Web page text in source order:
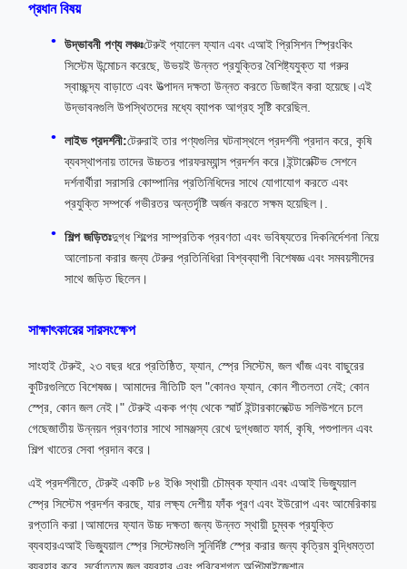
প্রধান বিষয়
উদ্ভাবনী পণ্য লঞ্চঃটেরুই প্যানেল ফ্যান এবং এআই প্রিসিশন স্প্রিংকিং
সিস্টেম উন্মোচন করেছে, উভয়ই উন্নত প্রযুক্তির বৈশিষ্ট্যযুক্ত যা গরুর
স্বাচ্ছন্দ্য বাড়াতে এবং উত্পাদন দক্ষতা উন্নত করতে ডিজাইন করা হয়েছে।এই
উদ্ভাবনগুলি উপস্থিতদের মধ্যে ব্যাপক আগ্রহ সৃষ্টি করেছিল.
লাইভ প্রদর্শনী:টেরুরাই তার পণ্যগুলির ঘটনাস্থলে প্রদর্শনী প্রদান করে, কৃষি
ব্যবস্থাপনায় তাদের উচ্চতর পারফরম্যান্স প্রদর্শন করে।ইন্টারেক্টিভ সেশনে
দর্শনার্থীরা সরাসরি কোম্পানির প্রতিনিধিদের সাথে যোগাযোগ করতে এবং
প্রযুক্তি সম্পর্কে গভীরতর অন্তর্দৃষ্টি অর্জন করতে সক্ষম হয়েছিল।.
শিল্প জড়িতঃদুগ্ধ শিল্পের সাম্প্রতিক প্রবণতা এবং ভবিষ্যতের দিকনির্দেশনা নিয়ে
আলোচনা করার জন্য টেরুর প্রতিনিধিরা বিশ্বব্যাপী বিশেষজ্ঞ এবং সমবয়সীদের
সাথে জড়িত ছিলেন।
সাক্ষাৎকারের সারসংক্ষেপ
সাংহাই টেরুই, ২৩ বছর ধরে প্রতিষ্ঠিত, ফ্যান, স্প্রে সিস্টেম, জল খাঁজ এবং বাছুরের
কুটিরগুলিতে বিশেষজ্ঞ। আমাদের নীতিটি হল "কোনও ফ্যান, কোন শীতলতা নেই; কোন
স্প্রে, কোন জল নেই।" টেরুই একক পণ্য থেকে স্মার্ট ইন্টারকানেক্টেড সলিউশনে চলে
গেছেজাতীয় উন্নয়ন প্রবণতার সাথে সামঞ্জস্য রেখে দুগ্ধজাত ফার্ম, কৃষি, পশুপালন এবং
শিল্প খাতের সেবা প্রদান করে।
এই প্রদর্শনীতে, টেরুই একটি ৮৪ ইঞ্চি স্থায়ী চৌম্বক ফ্যান এবং এআই ভিজ্যুয়াল
স্প্রে সিস্টেম প্রদর্শন করছে, যার লক্ষ্য দেশীয় ফাঁক পূরণ এবং ইউরোপ এবং আমেরিকায়
রপ্তানি করা।আমাদের ফ্যান উচ্চ দক্ষতা জন্য উন্নত স্থায়ী চুম্বক প্রযুক্তি
ব্যবহারএআই ভিজ্যুয়াল স্প্রে সিস্টেমগুলি সুনির্দিষ্ট স্প্রে করার জন্য কৃত্রিম বুদ্ধিমত্তা